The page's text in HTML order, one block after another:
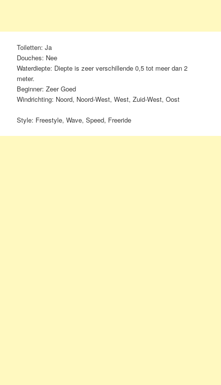
Toiletten: Ja
Douches: Nee
Waterdiepte: Diepte is zeer verschillende 0,5 tot meer dan 2
meter.
Beginner: Zeer Goed
Windrichting: Noord, Noord-West, West, Zuid-West, Oost
Style: Freestyle, Wave, Speed, Freeride